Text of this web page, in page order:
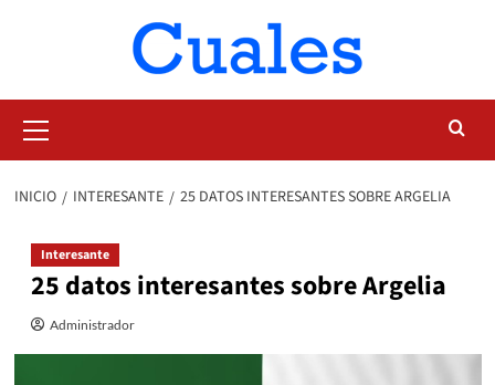
primario
INICIO INTERESANTE 25 DATOS INTERESANTES SOBRE ARGELIA
Interesante
25 datos interesantes sobre Argelia
Administrador